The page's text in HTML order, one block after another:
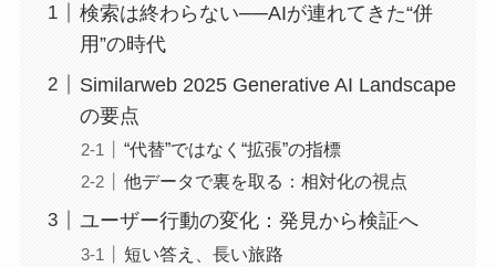
検索は終わらない──AIが連れてきた“併
用”の時代
Similarweb 2025 Generative AI Landscape
の要点
“代替”ではなく“拡張”の指標
他データで裏を取る：相対化の視点
ユーザー行動の変化：発見から検証へ
短い答え、長い旅路